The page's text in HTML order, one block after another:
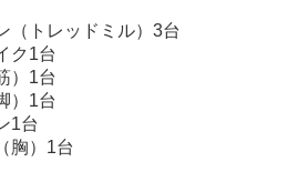
（トレッドミル）3台
ク1台
）1台
）1台
1台
胸）1台